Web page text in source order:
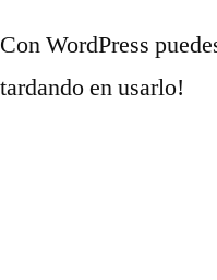
Con WordPress
tardando en usarlo!